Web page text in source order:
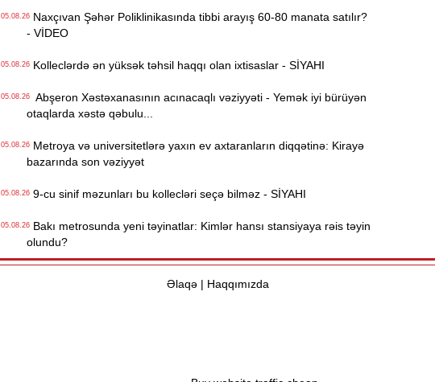
05.08.26Naxçıvan Şəhər Poliklinikasında tibbi arayış 60-80 manata satılır?
- VİDEO
05.08.26Kolleclərdə ən yüksək təhsil haqqı olan ixtisaslar - SİYAHI
05.08.26Abşeron Xəstəxanasının acınacaqlı vəziyyəti - Yemək iyi bürüyən
otaqlarda xəstə qəbulu...
05.08.26Metroya və universitetlərə yaxın ev axtaranların diqqətinə: Kirayə
bazarında son vəziyyət
05.08.269-cu sinif məzunları bu kollecləri seçə bilməz - SİYAHI
05.08.26Bakı metrosunda yeni təyinatlar: Kimlər hansı stansiyaya rəis təyin
olundu?
Əlaqə| Haqqımızda